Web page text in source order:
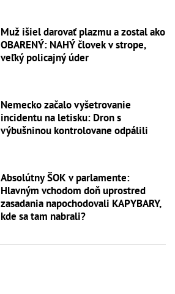
Muž išiel darovať plazmu a zostal ako
OBARENÝ: NAHÝ človek v strope,
veľký policajný úder
Nemecko začalo vyšetrovanie
incidentu na letisku: Dron s
výbušninou kontrolovane odpálili
Absolútny ŠOK v parlamente:
Hlavným vchodom doň uprostred
zasadania napochodovali KAPYBARY,
kde sa tam nabrali?